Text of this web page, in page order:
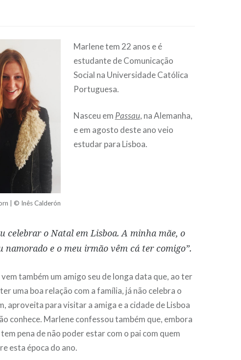
| © Inês Calderón
Marlene tem 22 anos e é
estudante de Comunicação
Social na Universidade Católica
Portuguesa.
Nasceu em Passau, na Alemanha,
e em agosto deste ano veio
estudar para Lisboa.
celebrar o Natal em Lisboa. A minha mãe, o
namorado e o meu irmão vêm cá ter comigo”.
também um amigo seu de longa data que, ao ter
uma boa relação com a família, já não celebra o
aproveita para visitar a amiga e a cidade de Lisboa
conhece. Marlene confessou também que, embora
pena de não poder estar com o pai com quem
esta época do ano.